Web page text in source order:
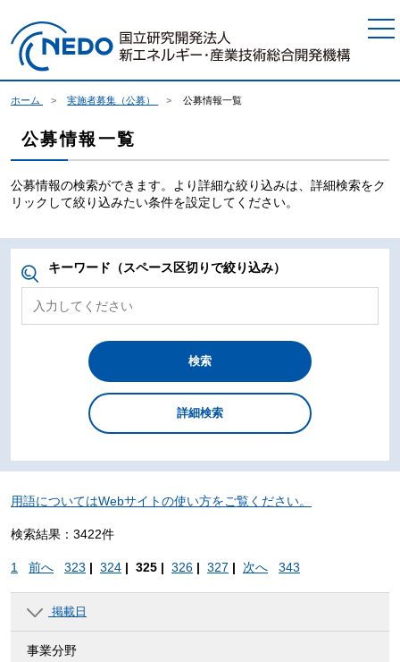
ホーム 実施者募集（公募） 公募情報一覧
公募情報一覧
公募情報の検索ができます。より詳細な絞り込みは、詳細検索をク
リックして絞り込みたい条件を設定してください。
キーワード（スペース区切りで絞り込み）
用語についてはWebサイトの使い方をご覧ください。
検索結果：3422件
1 前へ 323 | 324 | 325 | 326 | 327 | 次へ 343
掲載日
事業分野